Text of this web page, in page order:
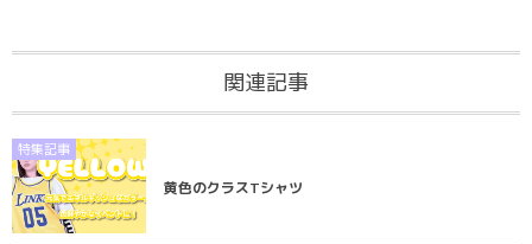
関連記事
特集記事
黄色のクラスTシャツ